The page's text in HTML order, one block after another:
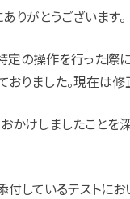
りがとうございます。
定の操作を行った
りました。現在は
けしましたことを
付しているテストに